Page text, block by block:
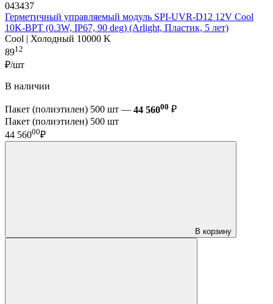
043437
Герметичный управляемый модуль SPI-UVR-D12 12V Cool
10K-BPT (0.3W, IP67, 90 deg) (Arlight, Пластик, 5 лет)
Cool | Холодный 10000 K
8912
₽/шт
В наличии
Пакет (полиэтилен) 500 шт — 44 56000 ₽
Пакет (полиэтилен) 500 шт
44 56000₽
В корзину